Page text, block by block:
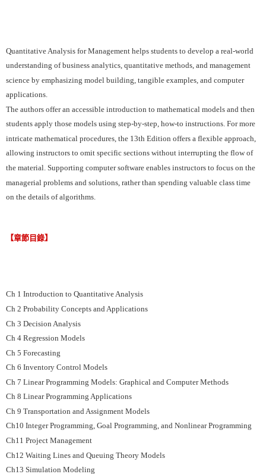
Quantitative Analysis for Management helps students to develop a real-world
understanding of business analytics, quantitative methods, and management
science by emphasizing model building, tangible examples, and computer
applications.
The authors offer an accessible introduction to mathematical models and then
students apply those models using step-by-step, how-to instructions. For more
intricate mathematical procedures, the 13th Edition offers a flexible approach,
allowing instructors to omit specific sections without interrupting the flow of
the material. Supporting computer software enables instructors to focus on the
managerial problems and solutions, rather than spending valuable class time
on the details of algorithms.
【章節目錄】
Ch 1 Introduction to Quantitative Analysis
Ch 2 Probability Concepts and Applications
Ch 3 Decision Analysis
Ch 4 Regression Models
Ch 5 Forecasting
Ch 6 Inventory Control Models
Ch 7 Linear Programming Models: Graphical and Computer Methods
Ch 8 Linear Programming Applications
Ch 9 Transportation and Assignment Models
Ch10 Integer Programming, Goal Programming, and Nonlinear Programming
Ch11 Project Management
Ch12 Waiting Lines and Queuing Theory Models
Ch13 Simulation Modeling